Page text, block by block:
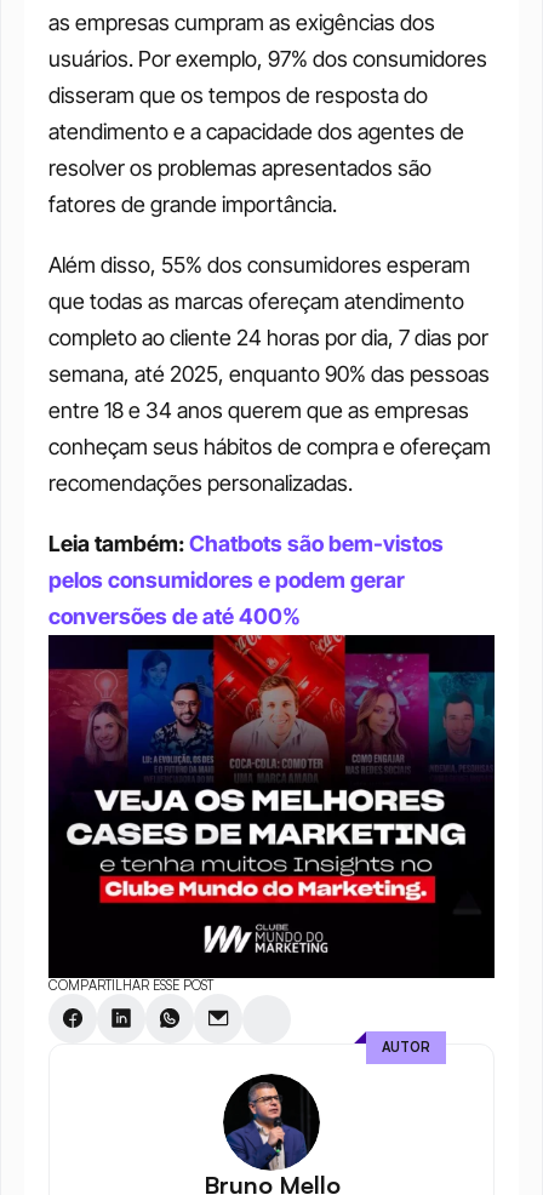
as empresas cumpram as exigências dos
usuários. Por exemplo, 97% dos consumidores
disseram que os tempos de resposta do
atendimento e a capacidade dos agentes de
resolver os problemas apresentados são
fatores de grande importância.
Além disso, 55% dos consumidores esperam
que todas as marcas ofereçam atendimento
completo ao cliente 24 horas por dia, 7 dias por
semana, até 2025, enquanto 90% das pessoas
entre 18 e 34 anos querem que as empresas
conheçam seus hábitos de compra e ofereçam
recomendações personalizadas.
Leia também: Chatbots são bem-vistos
pelos consumidores e podem gerar
conversões de até 400%
COMPARTILHAR ESSE POST
Bruno Mello
AUTOR